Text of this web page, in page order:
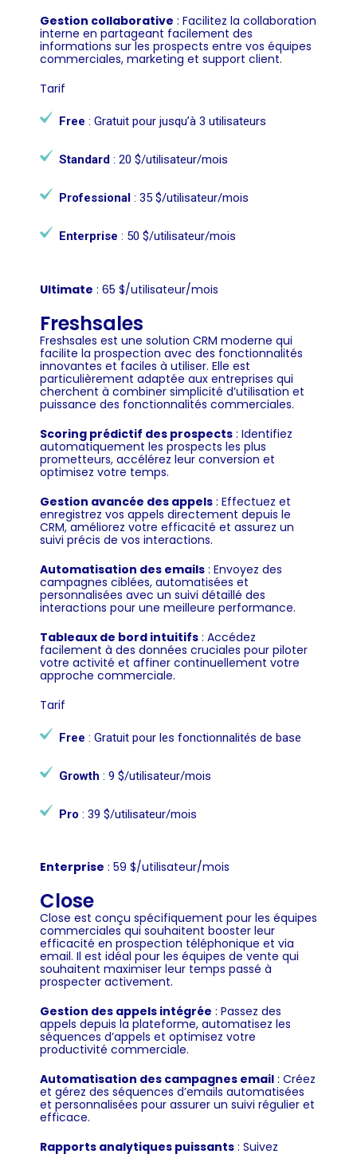
Gestion collaborative : Facilitez la collaboration
interne en partageant facilement des
informations sur les prospects entre vos équipes
commerciales, marketing et support client.
Tarif
Free : Gratuit pour jusqu’à 3 utilisateurs
Standard : 20 $/utilisateur/mois
Professional : 35 $/utilisateur/mois
Enterprise : 50 $/utilisateur/mois
Ultimate : 65 $/utilisateur/mois
Freshsales
Freshsales est une solution CRM moderne qui
facilite la prospection avec des fonctionnalités
innovantes et faciles à utiliser. Elle est
particulièrement adaptée aux entreprises qui
cherchent à combiner simplicité d’utilisation et
puissance des fonctionnalités commerciales.
Scoring prédictif des prospects : Identifiez
automatiquement les prospects les plus
prometteurs, accélérez leur conversion et
optimisez votre temps.
Gestion avancée des appels : Effectuez et
enregistrez vos appels directement depuis le
CRM, améliorez votre efficacité et assurez un
suivi précis de vos interactions.
Automatisation des emails : Envoyez des
campagnes ciblées, automatisées et
personnalisées avec un suivi détaillé des
interactions pour une meilleure performance.
Tableaux de bord intuitifs : Accédez
facilement à des données cruciales pour piloter
votre activité et affiner continuellement votre
approche commerciale.
Tarif
Free : Gratuit pour les fonctionnalités de base
Growth : 9 $/utilisateur/mois
Pro : 39 $/utilisateur/mois
Enterprise : 59 $/utilisateur/mois
Close
Close est conçu spécifiquement pour les équipes
commerciales qui souhaitent booster leur
efficacité en prospection téléphonique et via
email. Il est idéal pour les équipes de vente qui
souhaitent maximiser leur temps passé à
prospecter activement.
Gestion des appels intégrée : Passez des
appels depuis la plateforme, automatisez les
séquences d’appels et optimisez votre
productivité commerciale.
Automatisation des campagnes email : Créez
et gérez des séquences d’emails automatisées
et personnalisées pour assurer un suivi régulier et
efficace.
Rapports analytiques puissants : Suivez